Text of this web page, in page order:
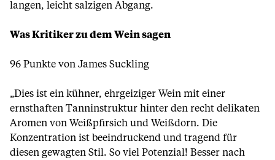
langen, leicht salzigen Abgang.
Was Kritiker zu dem Wein sagen
96 Punkte von James Suckling
„Dies ist ein kühner, ehrgeiziger Wein mit einer
ernsthaften Tanninstruktur hinter den recht delikaten
Aromen von Weißpfirsich und Weißdorn. Die
Konzentration ist beeindruckend und tragend für
diesen gewagten Stil. So viel Potenzial! Besser nach